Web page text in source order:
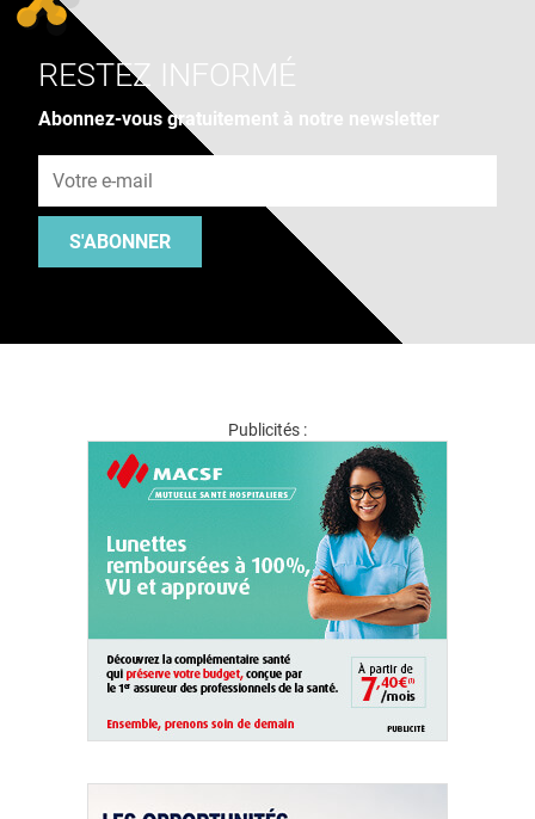
RESTEZ INFORMÉ
Abonnez-vous gratuitement à notre newsletter
S'ABONNER
Publicités :